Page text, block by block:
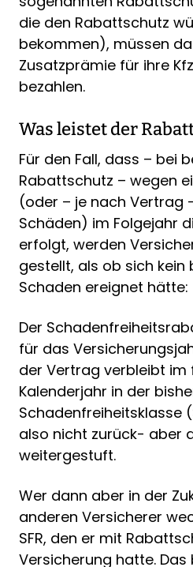
die den Rabattschutz
bekommen), müssen
Zusatzprämie für ihre
bezahlen.
Was leistet der
Für den Fall, dass – bei
Rabattschutz – wegen
(oder – je nach Vertrag
Schäden) im Folgejahr
erfolgt, werden
gestellt, als ob sich kein
Schaden ereignet hätte:
Der
für das
der Vertrag verbleibt im
Kalenderjahr in der
Schadenfreiheitsklasse
also nicht zurück- aber
weitergestuft.
Wer dann aber in der
anderen Versicherer
SFR, den er mit
Versicherung hatte.